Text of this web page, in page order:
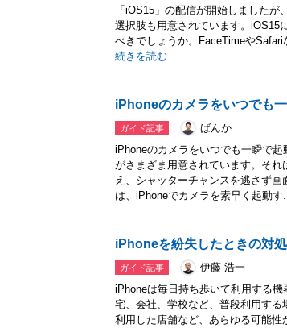
「iOS15」の配信が開始しました
選択肢も用意されています。iOS15
べきでしょうか。FaceTimeや
続きを読む
iPhoneのカメラをいつでも
ガイド記事
ばんか
iPhoneのカメラをいつでも一瞬で
がさまざま用意されています。そ
え、シャッターチャンスを逃さず
は、iPhoneでカメラを素早く起動す
iPhoneを紛失したときの対
ガイド記事
伊藤 浩一
iPhoneは毎日持ち歩いて利用する
宅、会社、学校など、普段利用する
利用した店舗など、あらゆる可能性